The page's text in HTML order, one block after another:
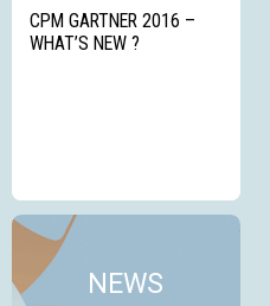
CPM GARTNER 2016 –
WHAT’S NEW ?
Voir cette news
NEWS